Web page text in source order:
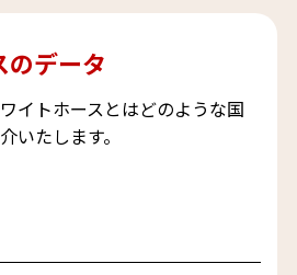
のデータ
イトホースとはどのような国
いたします。